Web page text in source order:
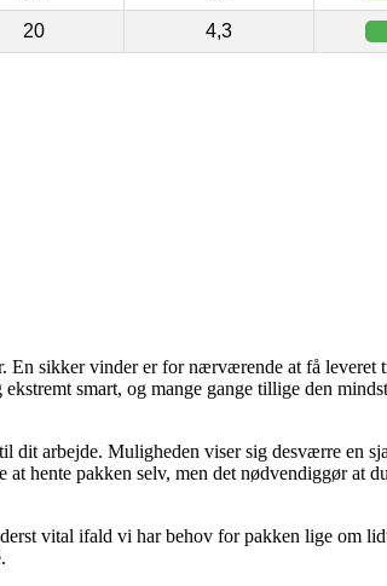
20 4,3
sikker vinder er for nærværende at få leveret
smart, og mange gange tillige den
arbejde. Muligheden viser sig desværre en
hente pakken selv, men det nødvendiggør at
vital ifald vi har behov for pakken lige om